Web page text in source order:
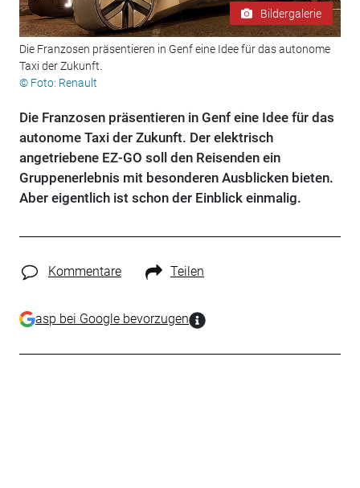
Bildergalerie
Die Franzosen präsentieren in Genf eine Idee für das autonome
Taxi der Zukunft.
© Foto: Renault
Die Franzosen präsentieren in Genf eine Idee für das
autonome Taxi der Zukunft. Der elektrisch
angetriebene EZ-GO soll den Reisenden ein
Gruppenerlebnis mit besonderen Ausblicken bieten.
Aber eigentlich ist schon der Einblick einmalig.
Kommentare Teilen
asp bei Google bevorzugen